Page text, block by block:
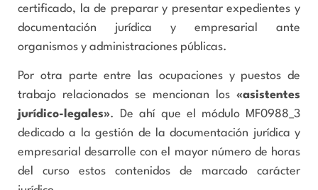
certificado, la de preparar y presentar expedientes y
documentación jurídica y empresarial ante
organismos y administraciones públicas.
Por otra parte entre las ocupaciones y puestos de
trabajo relacionados se mencionan los «asistentes
jurídico-legales». De ahí que el módulo MF0988_3
dedicado a la gestión de la documentación jurídica y
empresarial desarrolle con el mayor número de horas
del curso estos contenidos de marcado carácter